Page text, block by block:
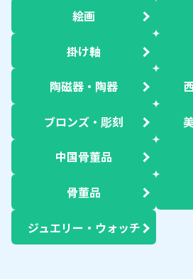
絵画
掛け軸
陶磁器・陶器
ブロンズ・彫刻
中国骨董品
骨董品
ジュエリー・ウォッチ